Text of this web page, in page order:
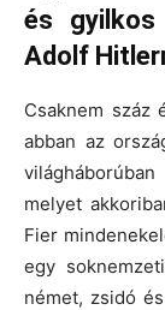
és gyilkos
Adolf
Csaknem száz
abban az
melyet
Fier
egy
német, zsidó